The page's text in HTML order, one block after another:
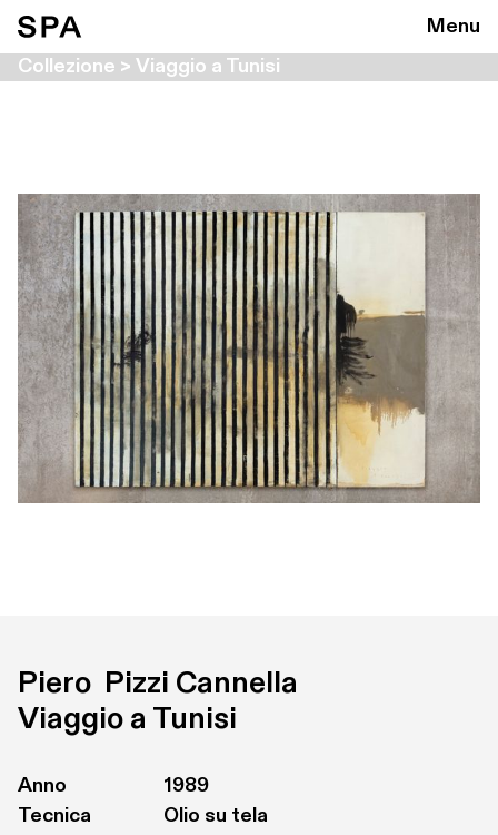
Menu
Collezione > Viaggio a Tunisi
Piero  Pizzi Cannella
Viaggio a Tunisi
Anno
1989
Tecnica
Olio su tela